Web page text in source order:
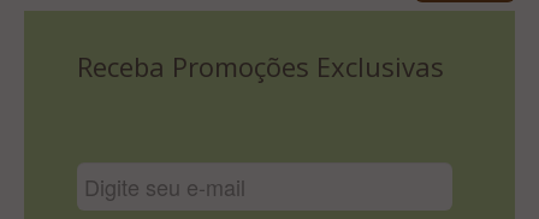
Receba Promoções Exclusivas